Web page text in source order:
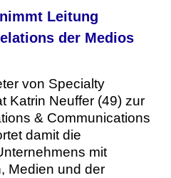
Leitung
der Medios
von Specialty
Katrin Neuffer (49) zur
& Communications
damit die
mit
Medien und der